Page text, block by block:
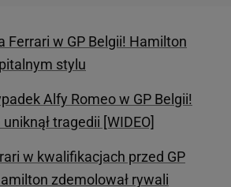
Ferrari w GP Belgii! Hamilton
stylu
Alfy Romeo w GP Belgii!
tragedii [WIDEO]
w kwalifikacjach przed GP
zdemolował rywali